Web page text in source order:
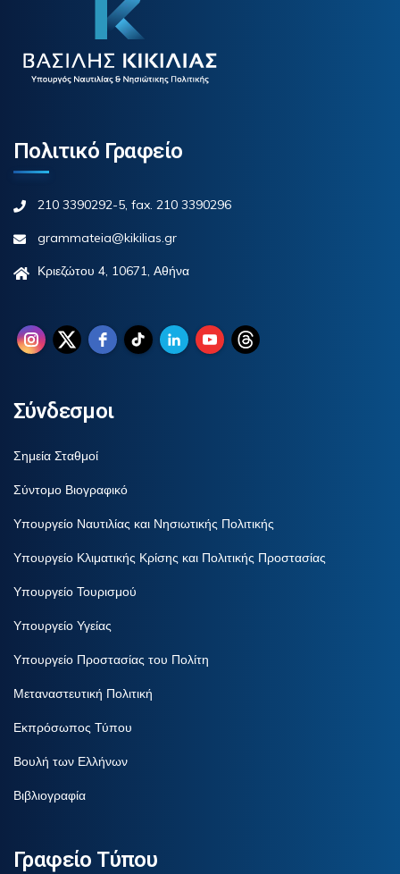
Πολιτικό Γραφείο
210 3390292-5, fax. 210 3390296
grammateia@kikilias.gr
Κριεζώτου 4, 10671, Αθήνα
Σύνδεσμοι
Σημεία Σταθμοί
Σύντομο Βιογραφικό
Υπουργείο Ναυτιλίας και Νησιωτικής Πολιτικής
Υπουργείο Κλιματικής Κρίσης και Πολιτικής Προστασίας
Υπουργείο Τουρισμού
Υπουργείο Υγείας
Υπουργείο Προστασίας του Πολίτη
Μεταναστευτική Πολιτική
Εκπρόσωπος Τύπου
Βουλή των Ελλήνων
Βιβλιογραφία
Γραφείο Τύπου